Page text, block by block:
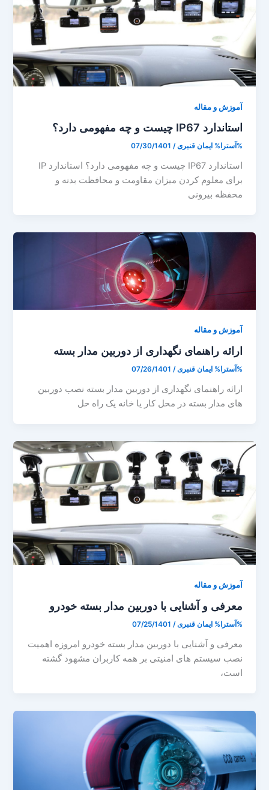
آموزش و مقاله
استاندارد IP67 چیست و چه مفهومی دارد؟
%آسترا% ایمان قنبری/
07/30/1401
استاندارد IP67 چیست و چه مفهومی دارد؟ استاندارد IP
برای معلوم کردن میزان مقاومت و محافظت بدنه و
محفظه بیرونی
آموزش و مقاله
ارائه راهنمای نگهداری از دوربین مدار بسته
%آسترا% ایمان قنبری/
07/26/1401
ارائه راهنمای نگهداری از دوربین مدار بسته نصب دوربین
های مدار بسته در محل کار یا خانه یک راه حل
آموزش و مقاله
معرفی و آشنایی با دوربین مدار بسته خودرو
%آسترا% ایمان قنبری/
07/25/1401
معرفی و آشنایی با دوربین مدار بسته خودرو امروزه اهمیت
نصب سیستم های امنیتی بر همه کاربران مشهود گشته
است،